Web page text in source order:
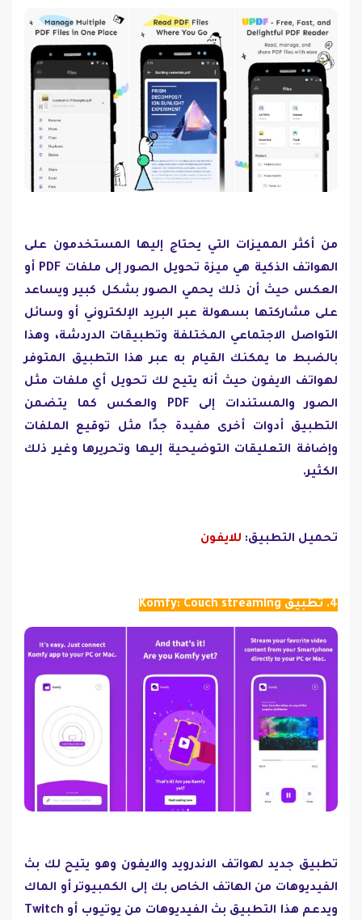
من أكثر المميزات التي يحتاج إليها المستخدمون على
الهواتف الذكية هي ميزة تحويل الصور إلى ملفات PDF أو
العكس حيث أن ذلك يحمي الصور بشكل كبير ويساعد
على مشاركتها بسهولة عبر البريد الإلكتروني أو وسائل
التواصل الاجتماعي المختلفة وتطبيقات الدردشة، وهذا
بالضبط ما يمكنك القيام به عبر هذا التطبيق المتوفر
لهواتف الايفون حيث أنه يتيح لك تحويل أي ملفات مثل
الصور والمستندات إلى PDF والعكس كما يتضمن
التطبيق أدوات أخرى مفيدة جدًا مثل توقيع الملفات
وإضافة التعليقات التوضيحية إليها وتحريرها وغير ذلك
الكثير.
تحميل التطبيق: للايفون
4. تطبيق Komfy: Couch streaming
تطبيق جديد لهواتف الاندرويد والايفون وهو يتيح لك بث
الفيديوهات من الهاتف الخاص بك إلى الكمبيوتر أو الماك
ويدعم هذا التطبيق بث الفيديوهات من يوتيوب أو Twitch